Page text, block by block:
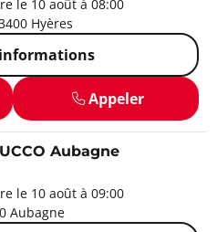
le 10 août à 08:00
Hyères
Appeler
Aubagne
le 10 août à 09:00
Aubagne